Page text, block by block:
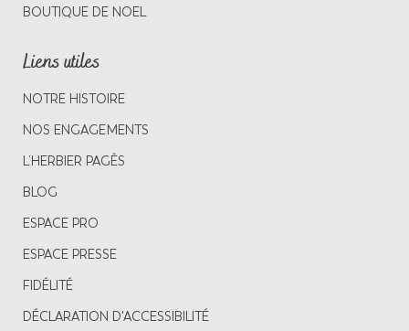
BOUTIQUE DE NOEL
Liens utiles
NOTRE HISTOIRE
NOS ENGAGEMENTS
L’HERBIER PAGÈS
BLOG
ESPACE PRO
ESPACE PRESSE
FIDÉLITÉ
DÉCLARATION D'ACCESSIBILITÉ